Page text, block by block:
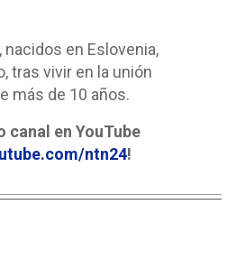
nacidos en Eslovenia,
tras vivir en la unión
más de 10 años.
canal en YouTube
ntn24!